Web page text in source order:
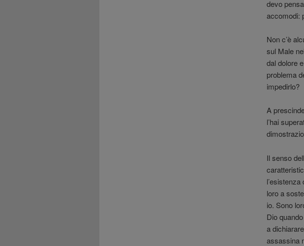
devo
accomodi:
Non c’è
sul Male
dal dolore
problema
impedirlo?
A
l’hai
Il senso
loro a
io. Sono
Dio
a
assassina